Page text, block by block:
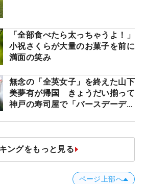
「全部食べたら太っちゃうよ！」
小祝さくらが大量のお菓子を前に
満面の笑み
無念の「全英女子」を終えた山下
美夢有が帰国 きょうだい揃って
神戸の寿司屋で「バースデーディ
ングをもっと見る
ページ上部へ